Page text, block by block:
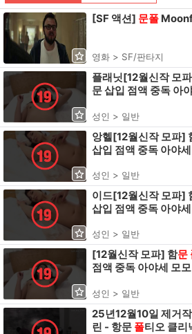
[SF 액션] 문폴
영화 > SF/판타지
플래닛[12월신작 모
문 삽입 점액 중독 아
성인 > 일반
앙헬[12월신작 모파]
삽입 점액 중독 아야
성인 > 일반
이드[12월신작 모파]
삽입 점액 중독 아야세
성인 > 일반
[12월신작 모파] 함문
점액 중독 아야세 모
성인 > 일반
25년12월10일 제거
린 - 항문 폴티오 클리